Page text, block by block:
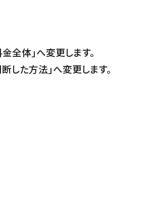
全体」へ変更します。
した方法」へ変更します。